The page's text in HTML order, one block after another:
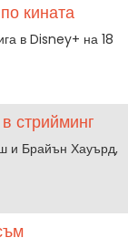
кината
в Disney+ на 18
стрийминг
и Брайън Хауърд,